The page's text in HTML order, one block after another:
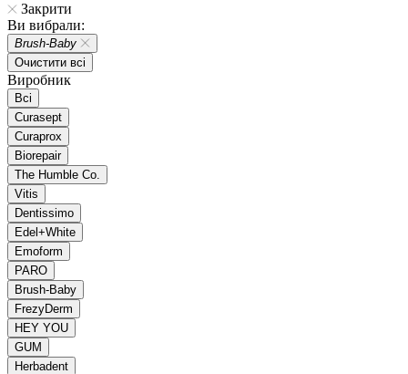
Закрити
Ви вибрали:
Brush-Baby
Очистити всі
Виробник
Всі
Curasept
Curaprox
Biorepair
The Humble Co.
Vitis
Dentissimo
Edel+White
Emoform
PARO
Brush-Baby
FrezyDerm
HEY YOU
GUM
Herbadent